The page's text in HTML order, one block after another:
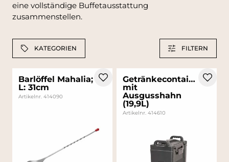
eine vollständige Buffetausstattung
zusammenstellen.
KATEGORIEN FILTERN
Barlöffel Mahalia;
L: 31cm
Artikelnr. 414090
Getränkecontainer
mit
Ausgusshahn
(19,9L)
Artikelnr. 414610